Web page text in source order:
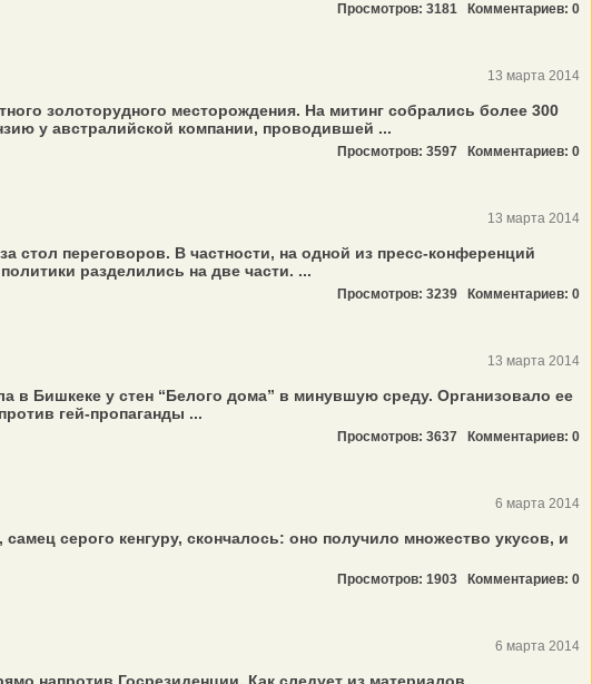
Просмотров: 3181 Комментариев: 0
13 марта 2014
золоторудного месторождения. На митинг собрались более 300
у австралийской компании, проводившей ...
Просмотров: 3597 Комментариев: 0
13 марта 2014
стол переговоров. В частности, на одной из пресс-конференций
разделились на две части. ...
Просмотров: 3239 Комментариев: 0
13 марта 2014
в Бишкеке у стен “Белого дома” в минувшую среду. Организовало ее
гей-пропаганды ...
Просмотров: 3637 Комментариев: 0
6 марта 2014
серого кенгуру, скончалось: оно получило множество укусов, и
Просмотров: 1903 Комментариев: 0
6 марта 2014